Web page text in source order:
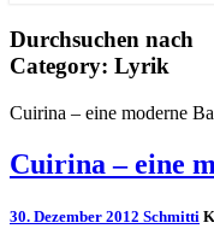
Durchsuchen nach
Category: Lyrik
Cuirina – eine moderne
Cuirina – eine
30. Dezember 2012 Schmitti